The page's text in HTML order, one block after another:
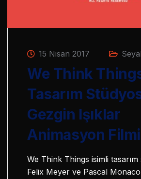
15 Nisan 2017
We Think
Tasarım
Gezgin Işıklar
Animasyon Filmi
We Think Things isimli
Felix Meyer ve Pascal